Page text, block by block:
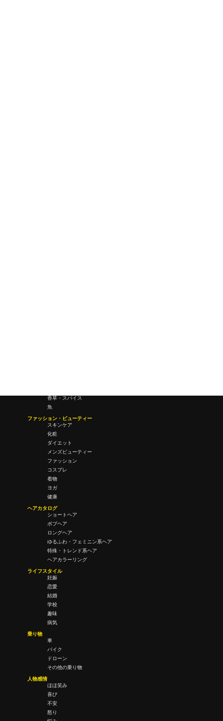
香草・スパイス
魚
ファッション・ビューティー
スキンケア
化粧
ダイエット
メンズビューティー
ファッション
コスプレ
着物
ヨガ
健康
ヘアカタログ
ショートヘア
ボブヘア
ロングヘア
ゆるふわ・フェミニン系ヘア
特殊・トレンド系ヘア
ヘアカラーリング
ライフスタイル
妊娠
恋愛
結婚
学校
趣味
病気
乗り物
車
バイク
ドローン
その他の乗り物
人物感情
ほほ笑み
喜び
不安
怒り